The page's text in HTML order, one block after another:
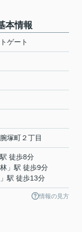
本情報
ゲート
腕塚町２丁目
駅 徒歩8分
」駅 徒歩9分
」駅 徒歩13分
情報の見方